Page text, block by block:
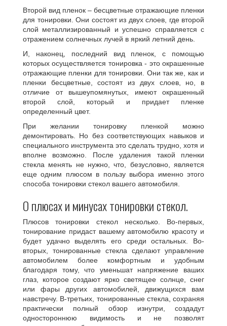
Второй вид пленок – бесцветные отражающие пленки
для тонировки. Они состоят из двух слоев, где второй
слой металлизированный и успешно справляется с
отражением солнечных лучей в яркий летний день.
И, наконец, последний вид пленок, с помощью
которых осуществляется тонировка - это окрашенные
отражающие пленки для тонировки. Они так же, как и
пленки бесцветные, состоят из двух слоев, но, в
отличие от вышеупомянутых, имеют окрашенный
второй слой, который и придает пленке
определенный цвет.
При желании тонировку пленкой можно
демонтировать. Но без соответствующих навыков и
специального инструмента это сделать трудно, хотя и
вполне возможно. После удаления такой пленки
стекла менять не нужно, что, безусловно, является
еще одним плюсом в пользу выбора именно этого
способа тонировки стекол вашего автомобиля.
О плюсах и минусах тонировки стекол.
Плюсов тонировки стекол несколько. Во-первых,
тонирование придаст вашему автомобилю красоту и
будет удачно выделять его среди остальных. Во-
вторых, тонированные стекла сделают управление
автомобилем более комфортным и удобным
благодаря тому, что уменьшат напряжение ваших
глаз, которое создают ярко светящее солнце, снег
или фары других автомобилей, движущихся вам
навстречу. В-третьих, тонированные стекла, сохраняя
практически полный обзор изнутри, создадут
одностороннюю видимость и не позволят